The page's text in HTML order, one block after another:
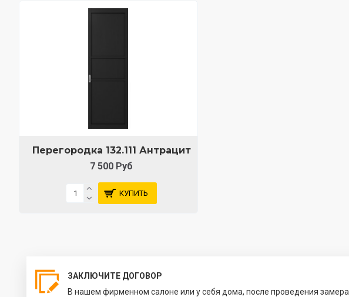
Перегородка 132.111 Антрацит
7 500 Руб
КУПИТЬ
ЗАКЛЮЧИТЕ ДОГОВОР
В нашем фирменном салоне или у себя дома, после проведения замера.